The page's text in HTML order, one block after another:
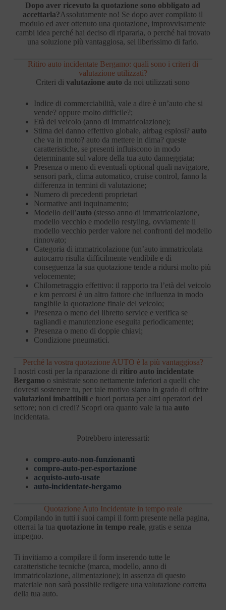
Dopo aver ricevuto la quotazione sono obbligato ad
accettarla?Assolutamente no! Se dopo aver compilato il
modulo ed aver ottenuto una quotazione, improvvisamente
cambi idea perché hai deciso di ripararla, o perché hai trovato
una soluzione più vantaggiosa, sei liberissimo di farlo.
Ritiro auto incidentate Bergamo: quali sono i criteri di
valutazione utilizzati?
Criteri divalutazione auto da noi utilizzati sono
Indice di commerciabilità, vale a dire è un’auto che si
vende? oppure molto difficile?;
Età del veicolo (anno di immatricolazione);
Stima del danno effettivo globale, airbag esplosi? auto
che va in moto? auto da mettere in dima? queste
caratteristiche, se presenti influiscono in modo
determinante sul valore della tua auto danneggiata;
Presenza o meno di eventuali optional quali navigatore,
sensori park, clima automatico, cruise control, fanno la
differenza in termini di valutazione;
Numero di precedenti proprietari
Normative anti inquinamento;
Modello dell’auto (stesso anno di immatricolazione,
modello vecchio e modello restyling, ovviamente il
modello vecchio perder valore nei confronti del modello
rinnovato;
Categoria di immatricolazione (un’auto immatricolata
autocarro risulta difficilmente vendibile e di
conseguenza la sua quotazione tende a ridursi molto più
velocemente;
Chilometraggio effettivo: il rapporto tra l’età del veicolo
e km percorsi è un altro fattore che influenza in modo
tangibile la quotazione finale del veicolo;
Presenza o meno del libretto service e verifica se
tagliandi e manutenzione eseguita periodicamente;
Presenza o meno di doppie chiavi;
Condizione pneumatici.
Perché la vostra quotazione AUTO è la più vantaggiosa?
I nostri costi per la riparazione di ritiro auto incidentate
Bergamo o sinistrate sono nettamente inferiori a quelli che
dovresti sostenere tu, per tale motivo siamo in grado di offrire
valutazioni imbattibili e fuori portata per altri operatori del
settore; non ci credi? Scopri ora quanto vale la tua auto
incidentata.
Potrebbero interessarti:
compro-auto-non-funzionanti
compro-auto-per-esportazione
acquisto-auto-usate
auto-incidentate-bergamo
Quotazione Auto Incidentate in tempo reale
Compilando in tutti i suoi campi il form presente nella pagina,
otterrai la tua quotazione in tempo reale, gratis e senza
impegno.
Ti invitiamo a compilare il form inserendo tutte le
caratteristiche tecniche (marca, modello, anno di
immatricolazione, alimentazione); in assenza di questo
materiale non sarà possibile redigere una valutazione corretta
della tua auto.